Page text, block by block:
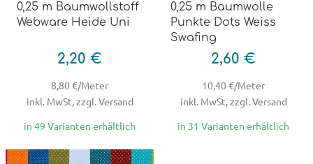
0,25 m Baumwollstoff
Webware Heide Uni
2,20 €
8,80 €/Meter
inkl. MwSt, zzgl. Versand
in 49 Varianten erhältlich
0,25 m Baumwolle
Punkte Dots Weiss
Swafing
2,60 €
10,40 €/Meter
inkl. MwSt, zzgl. Versand
in 31 Varianten erhältlich